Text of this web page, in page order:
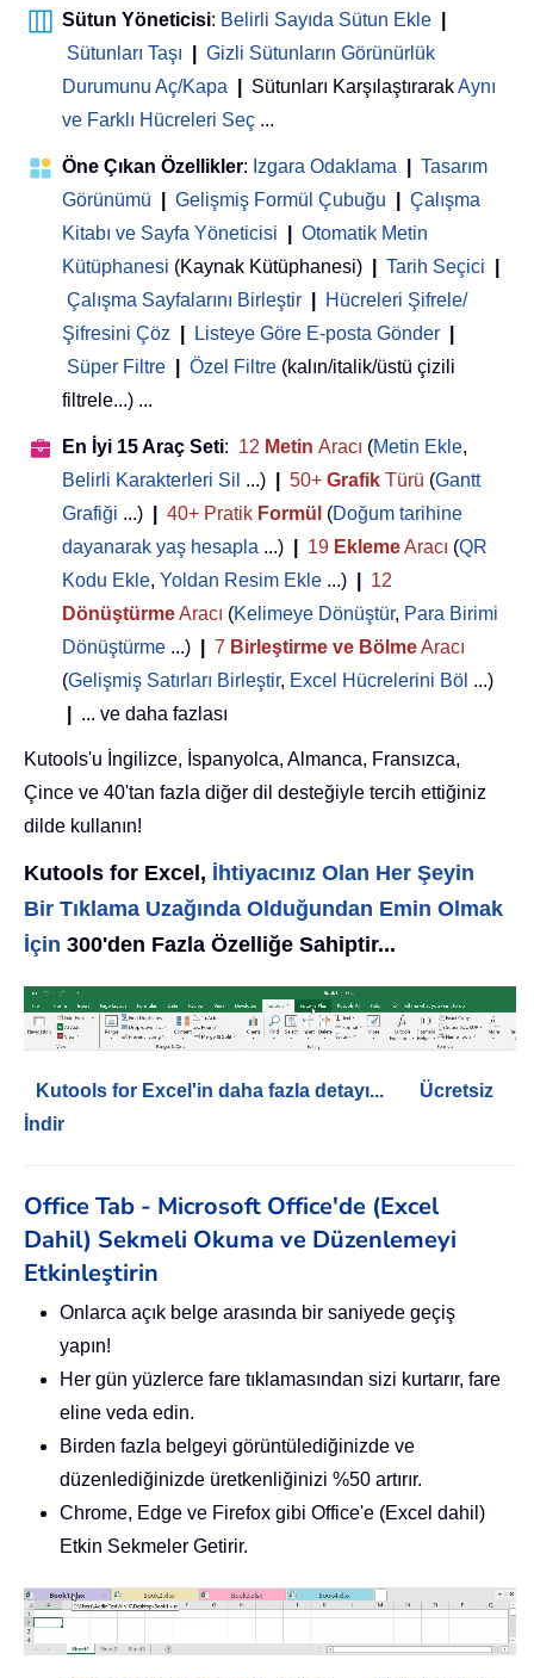
Sütun Yöneticisi: Belirli Sayıda Sütun Ekle
Sütunları Taşı
Gizli Sütunların Görünürlük
Durumunu Aç/Kapa
Sütunları KarşılaştırarakAynı
ve Farklı Hücreleri Seç ...
Öne Çıkan Özellikler: Izgara Odaklama
Tasarım
Görünümü
Gelişmiş Formül Çubuğu
Çalışma
Kitabı ve Sayfa Yöneticisi
Otomatik Metin
Kütüphanesi (Kaynak Kütüphanesi) Tarih Seçici
Çalışma Sayfalarını Birleştir
Hücreleri Şifrele/
Şifresini Çöz
Listeye Göre E-posta Gönder
Süper Filtre
Özel Filtre (kalın/italik/üstü çizili
filtrele...) ...
En İyi 15 Araç Seti: 12 Metin Aracı (Metin Ekle,
Belirli Karakterleri Sil ...) 50+ Grafik Türü (Gantt
Grafiği ...) 40+ Pratik Formül (Doğum tarihine
dayanarak yaş hesapla ...) 19 EklemeAracı (QR
Kodu Ekle, Yoldan Resim Ekle ...)
12
DönüştürmeAracı (Kelimeye Dönüştür, Para Birimi
Dönüştürme ...) 7 Birleştirme ve BölmeAracı
(Gelişmiş Satırları Birleştir, Excel Hücrelerini Böl ...)
... ve daha fazlası
Kutools'u İngilizce, İspanyolca, Almanca, Fransızca,
Çince ve 40'tan fazla diğer dil desteğiyle tercih ettiğiniz
dilde kullanın!
Kutools for Excel, İhtiyacınız Olan Her Şeyin
Bir Tıklama Uzağında Olduğundan Emin Olmak
İçin 300'den Fazla Özelliğe Sahiptir...
Kutools for Excel'in daha fazla detayı...
Ücretsiz
İndir
Office Tab - Microsoft Office'de (Excel
Dahil) Sekmeli Okuma ve Düzenlemeyi
Etkinleştirin
Onlarca açık belge arasında bir saniyede geçiş
yapın!
Her gün yüzlerce fare tıklamasından sizi kurtarır, fare
eline veda edin.
Birden fazla belgeyi görüntülediğinizde ve
düzenlediğinizde üretkenliğinizi %50 artırır.
Chrome, Edge ve Firefox gibi Office'e (Excel dahil)
Etkin Sekmeler Getirir.